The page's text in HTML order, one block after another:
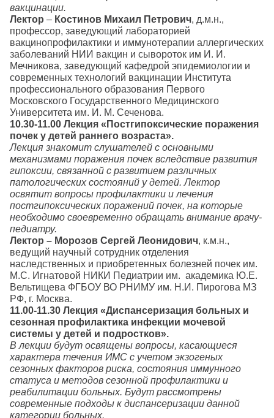
вакцинации.
Лектор – Костинов Михаил Петрович, д.м.н.,
профессор, заведующий лабораторией
вакцинопрофилактики и иммунотерапии аллергических
заболеваний НИИ вакцин и сывороток им И. И.
Мечникова, заведующий кафедрой эпидемиологии и
современных технологий вакцинации Института
профессионального образования Первого
Московского Государственного Медицинского
Университета им. И. М. Сеченова.
10.30-11.00 Лекция «Постгипоксические поражения
почек у детей раннего возраста».
Лекция знакомит слушателей с основными
механизмами поражения почек вследствие развития
гипоксии, связанной с развитием различных
патологических состояний у детей. Лектор
освятит вопросы профилактики и лечения
постгипоксических поражений почек, на которые
необходимо своевременно обращать внимание врачу-
педиатру.
Лектор – Морозов Сергей Леонидович, к.м.н.,
ведущий научный сотрудник отделения
наследственных и приобретенных болезней почек им.
М.С. Игнатовой НИКИ Педиатрии им. академика Ю.Е.
Вельтищева ФГБОУ ВО РНИМУ им. Н.И. Пирогова МЗ
РФ, г. Москва.
11.00-11.30 Лекция «Диспансеризация больных и
сезонная профилактика инфекции мочевой
системы у детей и подростков».
В лекции будут освящены вопросы, касающиеся
характера течения ИМС с учетом экзогеных
сезонных факторов риска, состояния иммунного
статуса и методов сезонной профилактики и
реабилитации больных. Будут рассмотрены
современные подходы к диспансеризации данной
категории больных.